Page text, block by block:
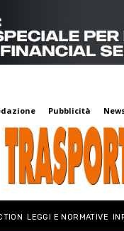
Pubblicità
LEGGI E NORMATIVE